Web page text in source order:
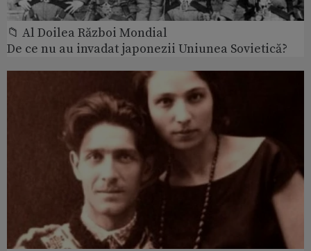
📁 Al Doilea Război Mondial
De ce nu au invadat japonezii Uniunea Sovietică?